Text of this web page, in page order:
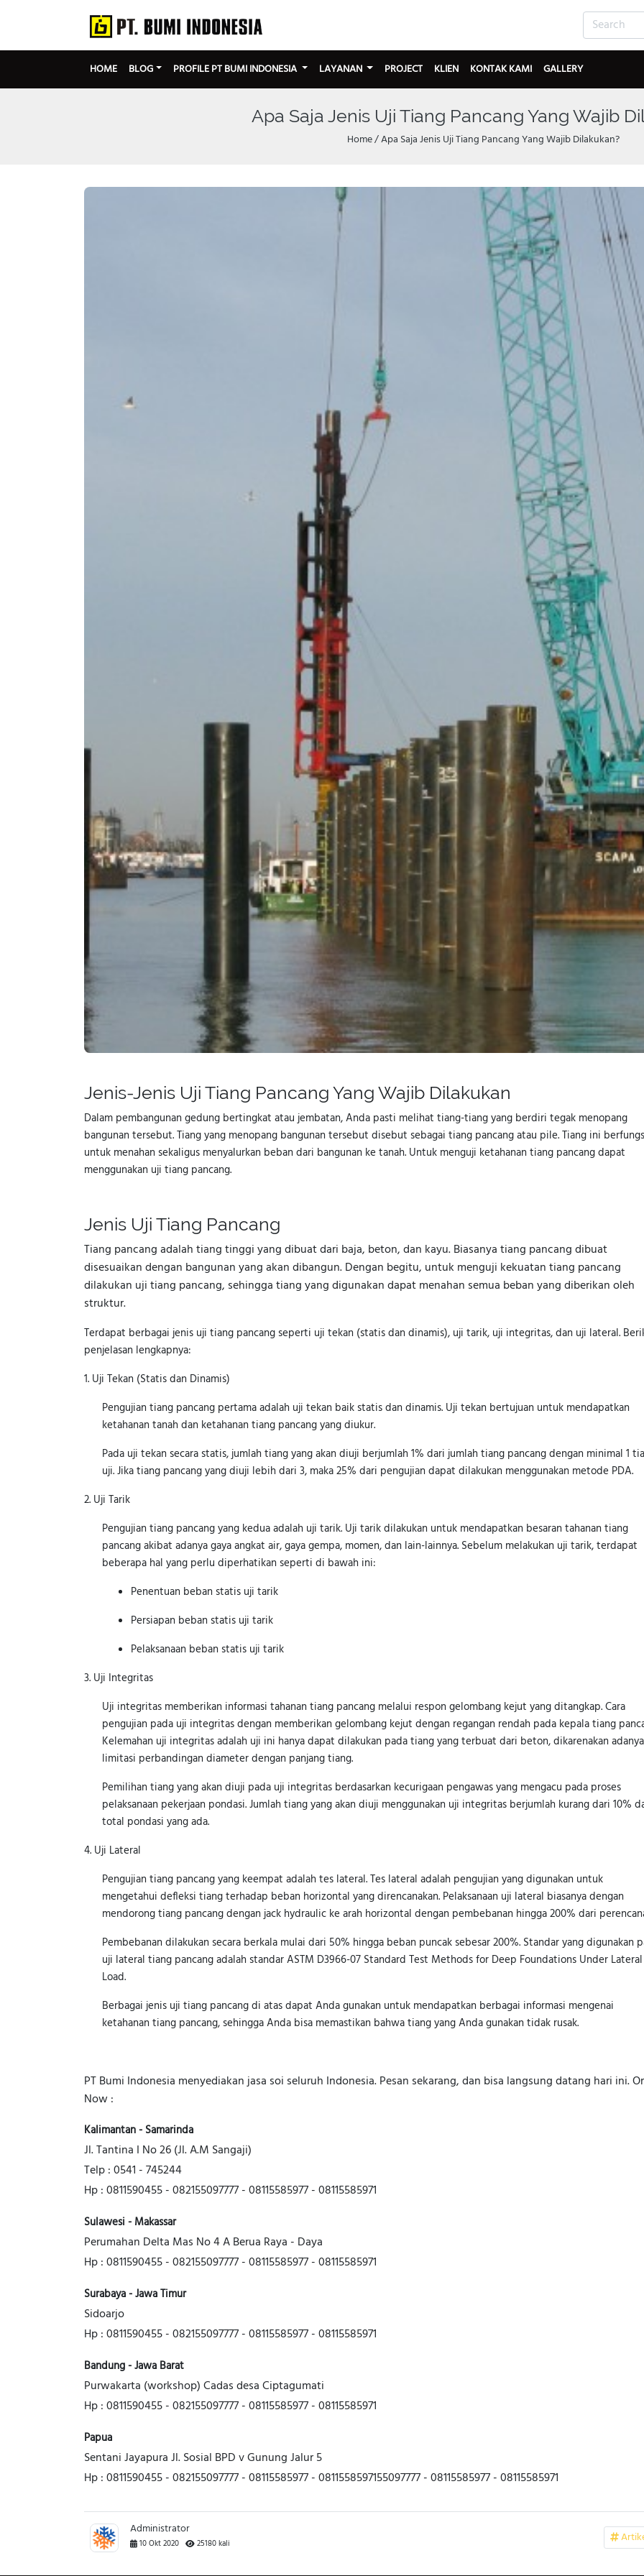
HOME BLOG PROFILE PT BUMI INDONESIA LAYANAN PROJECT KLIEN KONTAK KAMI GALLERY
Apa Saja Jenis Uji Tiang Pancang Yang Wajib
Home/Apa Saja Jenis Uji Tiang Pancang Yang Wajib Dilakukan?
Jenis-Jenis Uji Tiang Pancang Yang Wajib Dilakukan
Dalam pembangunan gedung bertingkat atau jembatan, Anda pasti melihat tiang-tiang yang berdiri tegak menopang
bangunan tersebut. Tiang yang menopang bangunan tersebut disebut sebagai tiang pancang atau pile. Tiang ini
untuk menahan sekaligus menyalurkan beban dari bangunan ke tanah. Untuk menguji ketahanan tiang pancang dapat
menggunakan uji tiang pancang.
Jenis Uji Tiang Pancang
Tiang pancang adalah tiang tinggi yang dibuat dari baja, beton, dan kayu. Biasanya tiang pancang dibuat
disesuaikan dengan bangunan yang akan dibangun. Dengan begitu, untuk menguji kekuatan tiang pancang
dilakukan uji tiang pancang, sehingga tiang yang digunakan dapat menahan semua beban yang diberikan oleh
struktur.
Terdapat berbagai jenis uji tiang pancang seperti uji tekan (statis dan dinamis), uji tarik, uji integritas, dan uji lateral.
penjelasan lengkapnya:
1. Uji Tekan (Statis dan Dinamis)
Pengujian tiang pancang pertama adalah uji tekan baik statis dan dinamis. Uji tekan bertujuan untuk mendapatkan
ketahanan tanah dan ketahanan tiang pancang yang diukur.
Pada uji tekan secara statis, jumlah tiang yang akan diuji berjumlah 1% dari jumlah tiang pancang dengan minimal 1
uji. Jika tiang pancang yang diuji lebih dari 3, maka 25% dari pengujian dapat dilakukan menggunakan metode PDA.
2. Uji Tarik
Pengujian tiang pancang yang kedua adalah uji tarik. Uji tarik dilakukan untuk mendapatkan besaran tahanan tiang
pancang akibat adanya gaya angkat air, gaya gempa, momen, dan lain-lainnya. Sebelum melakukan uji tarik, terdapat
beberapa hal yang perlu diperhatikan seperti di bawah ini:
Penentuan beban statis uji tarik
Persiapan beban statis uji tarik
Pelaksanaan beban statis uji tarik
3. Uji Integritas
Uji integritas memberikan informasi tahanan tiang pancang melalui respon gelombang kejut yang ditangkap. Cara
pengujian pada uji integritas dengan memberikan gelombang kejut dengan regangan rendah pada kepala tiang
Kelemahan uji integritas adalah uji ini hanya dapat dilakukan pada tiang yang terbuat dari beton, dikarenakan adanya
limitasi perbandingan diameter dengan panjang tiang.
Pemilihan tiang yang akan diuji pada uji integritas berdasarkan kecurigaan pengawas yang mengacu pada proses
pelaksanaan pekerjaan pondasi. Jumlah tiang yang akan diuji menggunakan uji integritas berjumlah kurang dari 10%
total pondasi yang ada.
4. Uji Lateral
Pengujian tiang pancang yang keempat adalah tes lateral. Tes lateral adalah pengujian yang digunakan untuk
mengetahui defleksi tiang terhadap beban horizontal yang direncanakan. Pelaksanaan uji lateral biasanya dengan
mendorong tiang pancang dengan jack hydraulic ke arah horizontal dengan pembebanan hingga 200% dari
Pembebanan dilakukan secara berkala mulai dari 50% hingga beban puncak sebesar 200%. Standar yang digunakan
uji lateral tiang pancang adalah standar ASTM D3966-07 Standard Test Methods for Deep Foundations Under Lateral
Load.
Berbagai jenis uji tiang pancang di atas dapat Anda gunakan untuk mendapatkan berbagai informasi mengenai
ketahanan tiang pancang, sehingga Anda bisa memastikan bahwa tiang yang Anda gunakan tidak rusak.
PT Bumi Indonesia menyediakan jasa soi seluruh Indonesia. Pesan sekarang, dan bisa langsung datang hari ini.
Now :
Kalimantan - Samarinda
Jl. Tantina I No 26 (Jl. A.M Sangaji)
Telp : 0541 - 745244
Hp : 0811590455 - 082155097777 - 08115585977 - 08115585971
Sulawesi - Makassar
Perumahan Delta Mas No 4 ABerua Raya - Daya
Hp : 0811590455 - 082155097777 - 08115585977 - 08115585971
Surabaya - Jawa Timur
Sidoarjo
Hp : 0811590455 - 082155097777 - 08115585977 - 08115585971
Bandung - Jawa Barat
Purwakarta (workshop) Cadas desa Ciptagumati
Hp : 0811590455 - 082155097777 - 08115585977 - 08115585971
Papua
Sentani JayapuraJl. Sosial BPD v Gunung Jalur 5
Hp : 0811590455 - 082155097777 - 08115585977 - 0811558597155097777 - 08115585977 - 08115585971
Administrator
10 Okt 2020 25180 kali